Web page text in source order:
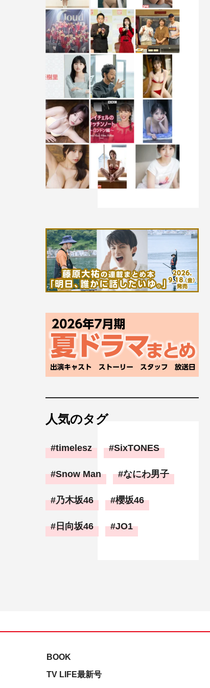
人気のタグ
timelesz SixTONES
Snow Man なにわ男子
乃木坂46 櫻坂46
日向坂46 JO1
BOOK
TV LIFE最新号